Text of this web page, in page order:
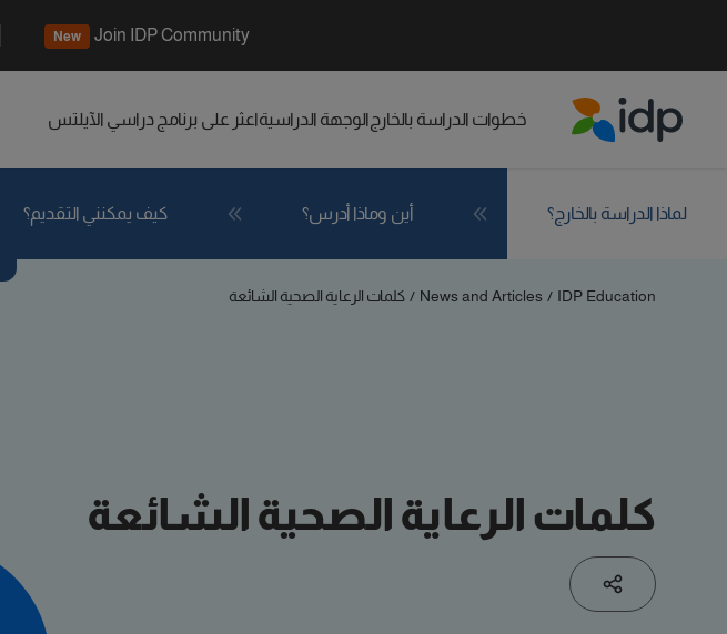
Join IDP Community
New
خطوات الدراسة بالخارج الوجهة الدراسيةاعثر على برنامج دراسي الآيلتس
لماذا الدراسة بالخارج؟ أين وماذا أدرس؟ كيف يمكنني التقديم؟
IDP Education
/
News and Articles
/ كلمات الرعاية الصحية الشائعة
كلمات الرعاية الصحية الشائعة